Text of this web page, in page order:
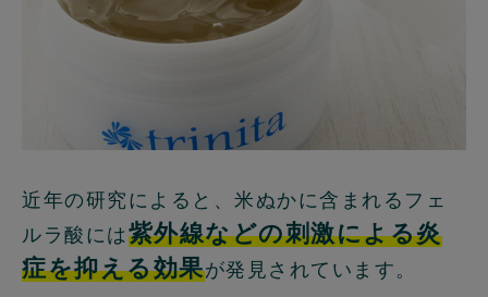
近年の研究によると、米ぬかに含まれるフェ
ルラ酸には紫外線などの刺激による炎
症を抑える効果が発見されています。